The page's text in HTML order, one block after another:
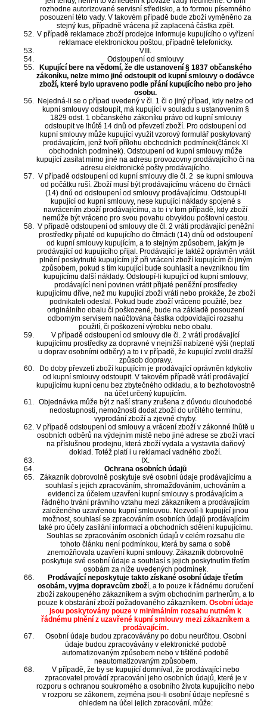
rozhodne autorizované servisní středisko, a to formou písemného
posouzení této vady. V takovém případě bude zboží vyměněno za
stejný kus, případně vrácena již zaplacená částka zpět.
V případě reklamace zboží prodejce informuje kupujícího o vyřízení
reklamace elektronickou poštou, případně telefonicky.
VIII.
Odstoupení od smlouvy
Kupující bere na vědomí, že dle ustanovení § 1837 občanského
zákoníku, nelze mimo jiné odstoupit od kupní smlouvy o dodávce
zboží, které bylo upraveno podle přání kupujícího nebo pro jeho
osobu.
Nejedná-li se o případ uvedený v čl. 1 či o jiný případ, kdy nelze od
kupní smlouvy odstoupit, má kupující v souladu s ustanovením §
1829 odst. 1 občanského zákoníku právo od kupní smlouvy
odstoupit ve lhůtě 14 dnů od převzetí zboží. Pro odstoupení od
kupní smlouvy může kupující využit vzorový formulář poskytovaný
prodávajícím, jenž tvoří přílohu obchodních podmínek(článek XI
obchodních podmínek). Odstoupení od kupní smlouvy může
kupující zasílat mimo jiné na adresu provozovny prodávajícího či na
adresu elektronické pošty prodávajícího.
V případě odstoupení od kupní smlouvy dle čl. 2 se kupní smlouva
od počátku ruší. Zboží musí být prodávajícímu vráceno do čtrnácti
(14) dnů od odstoupení od smlouvy prodávajícímu. Odstoupí-li
kupující od kupní smlouvy, nese kupující náklady spojené s
navrácením zboží prodávajícímu, a to i v tom případě, kdy zboží
nemůže být vráceno pro svou povahu obvyklou poštovní cestou.
V případě odstoupení od smlouvy dle čl. 2 vrátí prodávající peněžní
prostředky přijaté od kupujícího do čtrnácti (14) dnů od odstoupení
od kupní smlouvy kupujícím, a to stejným způsobem, jakým je
prodávající od kupujícího přijal. Prodávající je taktéž oprávněn vrátit
plnění poskytnuté kupujícím již při vrácení zboží kupujícím či jiným
způsobem, pokud s tím kupující bude souhlasit a nevzniknou tím
kupujícímu další náklady. Odstoupí-li kupující od kupní smlouvy,
prodávající není povinen vrátit přijaté peněžní prostředky
kupujícímu dříve, než mu kupující zboží vrátí nebo prokáže, že zboží
podnikateli odeslal. Pokud bude zboží vráceno použité, bez
originálního obalu či poškozené, bude na základě posouzení
odborným servisem naúčtována částka odpovídající rozsahu
použití, či poškození výrobku nebo obalu.
V případě odstoupení od smlouvy dle čl. 2 vrátí prodávající
kupujícímu prostředky za dopravné v nejnižší nabízené výši (neplatí
u doprav osobními odběry) a to i v případě, že kupující zvolil dražší
způsob dopravy.
Do doby převzetí zboží kupujícím je prodávající oprávněn kdykoliv
od kupní smlouvy odstoupit. V takovém případě vrátí prodávající
kupujícímu kupní cenu bez zbytečného odkladu, a to bezhotovostně
na účet určený kupujícím.
Objednávka může být z naší strany zrušena z důvodu dlouhodobé
nedostupnosti, nemožnosti dodat zboží do určitého termínu,
vyprodání zboží a zjevné chyby.
V případě odstoupení od smlouvy a vrácení zboží v zákonné lhůtě u
osobních odběrů na výdejním mistě nebo jiné adrese se zboží vrací
na příslušnou prodejnu, která zboží vydala a vystavila daňový
doklad. Totéž platí i u reklamací vadného zboží.
IX.
Ochrana osobních údajů
Zákazník dobrovolně poskytuje své osobní údaje prodávajícímu a
souhlasí s jejich zpracováním, shromažďováním, uchováním a
evidencí za účelem uzavření kupní smlouvy s prodávajícím a
řádného trvání právního vztahu mezi zákazníkem a prodávajícím
založeného uzavřenou kupní smlouvou. Nezvolí-li kupující jinou
možnost, souhlasí se zpracováním osobních údajů prodávajícím
také pro účely zasílání informací a obchodních sdělení kupujícímu.
Souhlas se zpracováním osobních údajů v celém rozsahu dle
tohoto článku není podmínkou, která by sama o sobě
znemožňovala uzavření kupní smlouvy. Zákazník dobrovolně
poskytuje své osobní údaje a souhlasí s jejich poskytnutím třetím
osobám za níže uvedených podmínek.
Prodávající neposkytuje takto získané osobní údaje třetím
osobám, vyjma dopravcům zboží, a to pouze k řádnému doručení
zboží zakoupeného zákazníkem a svým obchodním partnerům, a to
pouze k obstarání zboží požadovaného zákazníkem. Osobní údaje
jsou poskytovány pouze v minimálním rozsahu nutném k
řádnému plnění z uzavřené kupní smlouvy mezi zákazníkem a
prodávajícím.
Osobní údaje budou zpracovávány po dobu neurčitou. Osobní
údaje budou zpracovávány v elektronické podobě
automatizovaným způsobem nebo v tištěné podobě
neautomatizovaným způsobem.
V případě, že by se kupující domníval, že prodávající nebo
zpracovatel provádí zpracování jeho osobních údajů, které je v
rozporu s ochranou soukromého a osobního života kupujícího nebo
v rozporu se zákonem, zejména jsou-li osobní údaje nepřesné s
ohledem na účel jejich zpracování, může: